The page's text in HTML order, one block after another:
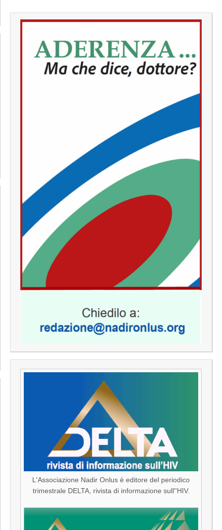
L'Associazione Nadir Onlus è editore del periodico
trimestrale DELTA, rivista di informazione sull''HIV.